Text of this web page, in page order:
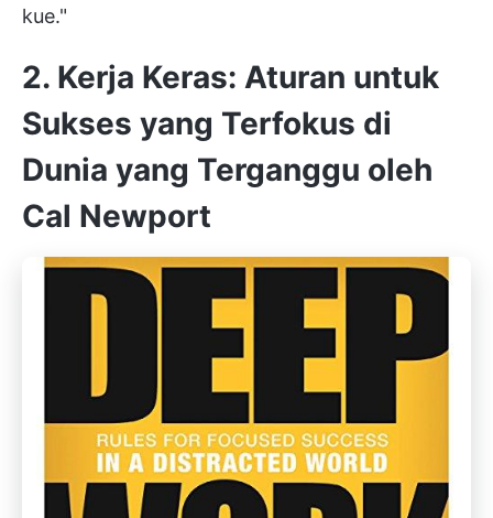
kue."
2. Kerja Keras: Aturan untuk
Sukses yang Terfokus di
Dunia yang Terganggu oleh
Cal Newport